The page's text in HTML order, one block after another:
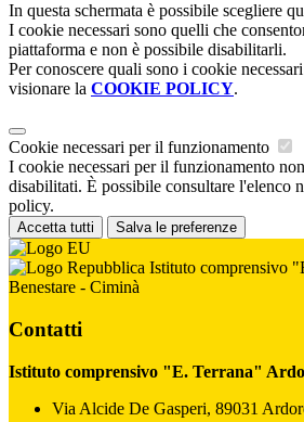
In questa schermata è possibile scegliere
I cookie necessari sono quelli che
piattaforma e non è possibile disabilitarli.
Per conoscere quali sono i cookie
visionare la COOKIE POLICY.
Cookie necessari per il funzionamento
I cookie necessari per il funzionamento
disabilitati. È possibile consultare l'elenco
policy.
Accetta tutti Salva le preferenze
Istituto comprensivo
Benestare - Ciminà
Contatti
Istituto comprensivo "E. Terrana"
Via Alcide De Gasperi, 89031